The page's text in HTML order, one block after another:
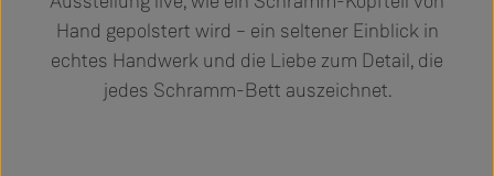
Hand gepolstert wird – ein seltener Einblick in
echtes Handwerk und die Liebe zum Detail, die
jedes Schramm-Bett auszeichnet.